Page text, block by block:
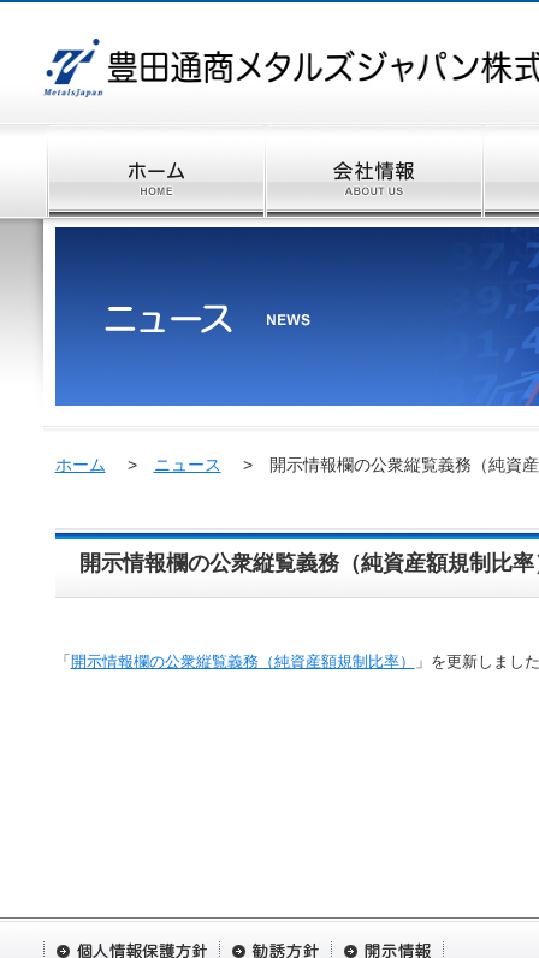
ホーム > ニュース > 開示情報欄の公衆縦覧義務（純資産
開示情報欄の公衆縦覧義務（純資産額規制比
「 開示情報欄の公衆縦覧義務（純資産額規制比率） 」を更新しまし